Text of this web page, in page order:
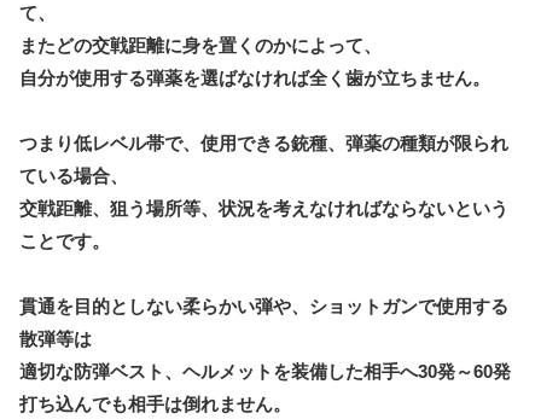
て、
またどの交戦距離に身を置くのかによって、
自分が使用する弾薬を選ばなければ全く歯が立ちません。
つまり低レベル帯で、使用できる銃種、弾薬の種類が限られ
ている場合、
交戦距離、狙う場所等、状況を考えなければならないという
ことです。
貫通を目的としない柔らかい弾や、ショットガンで使用する
散弾等は
適切な防弾ベスト、ヘルメットを装備した相手へ30発～60発
打ち込んでも相手は倒れません。